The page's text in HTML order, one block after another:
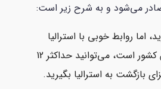
می‌شود و به شرح زیر است:
اما روابط خوبی با استرالیا
دارید که به نفع این کشور است، می‌توانید حداکثر 12
بازگشت به استرالیا بگیرید.